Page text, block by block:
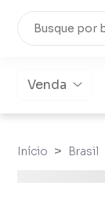
Venda
Início Brasil